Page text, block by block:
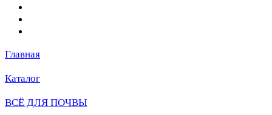
Главная
Каталог
ВСЁ ДЛЯ ПОЧВЫ